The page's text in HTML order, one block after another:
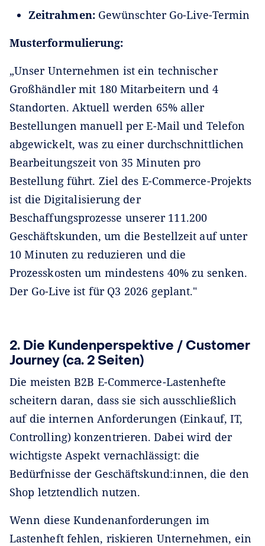
Zeitrahmen:Gewünschter Go-Live-Termin
Musterformulierung:
„Unser Unternehmen ist ein technischer
Großhändler mit 180 Mitarbeitern und 4
Standorten. Aktuell werden 65% aller
Bestellungen manuell per E-Mail und Telefon
abgewickelt, was zu einer durchschnittlichen
Bearbeitungszeit von 35 Minuten pro
Bestellung führt. Ziel des E-Commerce-Projekts
ist die Digitalisierung der
Beschaffungsprozesse unserer 111.200
Geschäftskunden, um die Bestellzeit auf unter
10 Minuten zu reduzieren und die
Prozesskosten um mindestens 40% zu senken.
Der Go-Live ist für Q3 2026 geplant."
2. Die Kundenperspektive / Customer
Journey (ca. 2 Seiten)
Die meisten B2B E-Commerce-Lastenhefte
scheitern daran, dass sie sich ausschließlich
auf die internen Anforderungen (Einkauf, IT,
Controlling) konzentrieren. Dabei wird der
wichtigste Aspekt vernachlässigt: die
Bedürfnisse der Geschäftskund:innen, die den
Shop letztendlich nutzen.
Wenn diese Kundenanforderungen im
Lastenheft fehlen, riskieren Unternehmen, ein